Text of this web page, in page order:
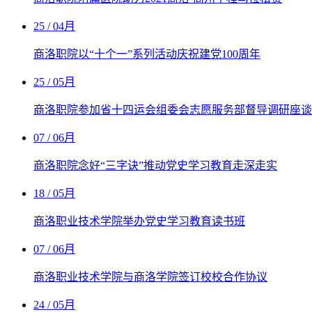
25 / 04月
商洛职院以“十个一”系列活动庆祝建党100周年
25 / 05月
商洛职院参加省十四运会组委会志愿服务部督导调研座
07 / 06月
商洛职院念好“三字诀”推动党史学习教育走深走实
18 / 05月
商洛职业技术学院举办党史学习教育读书班
07 / 06月
商洛职业技术学院与商洛学院签订校校合作协议
24 / 05月